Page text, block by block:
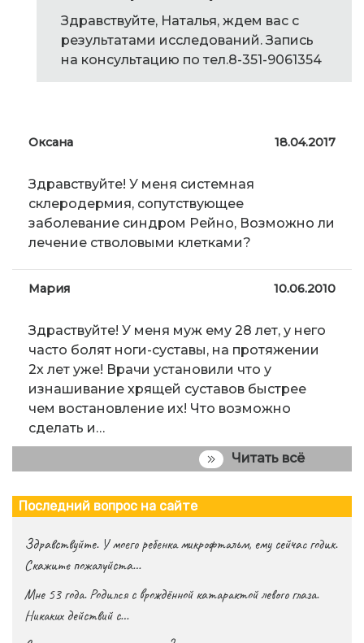
Здравствуйте, Наталья, ждем вас с
результатами исследований. Запись
на консультацию по тел.8-351-9061354
Оксана 18.04.2017
Здравствуйте! У меня системная
склеродермия, сопутствующее
заболевание синдром Рейно, Возможно ли
лечение стволовыми клетками?
Мария 10.06.2010
Здраствуйте! У меня муж ему 28 лет, у него
часто болят ноги-суставы, на протяжении
2х лет уже! Врачи установили что у
изнашивание хрящей суставов быстрее
чем востановление их! Что возможно
сделать и…
Читать всё
Последний вопрос на сайте
Здравствуйте. У моего ребенка микрофтальм, ему сейчас годик.
Скажите пожалуйста…
Мне 53 года. Родился с врождённой катарактой левого глаза.
Никаких действий с…